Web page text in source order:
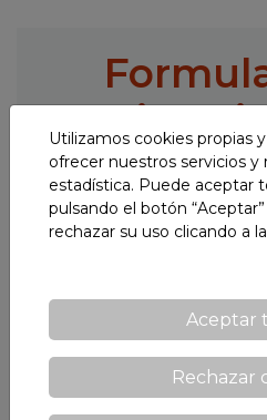
Nombre y apellidos
E-mail *
Utilizamos cookies propias
ofrecer nuestros servicios
estadística. Puede aceptar
pulsando el botón
rechazar su uso clicando a la
Aceptar
Rechazar